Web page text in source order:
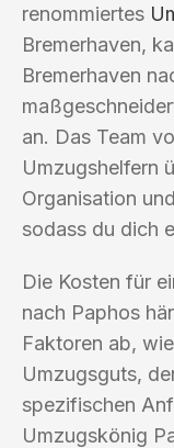
renommiertes
Bremerhaven,
Bremerhaven
an. Das Team
Umzugshelfern
Organisation
sodass du dich
Die Kosten für
nach Paphos
Faktoren ab,
Umzugsguts,
spezifischen
Umzugskönig